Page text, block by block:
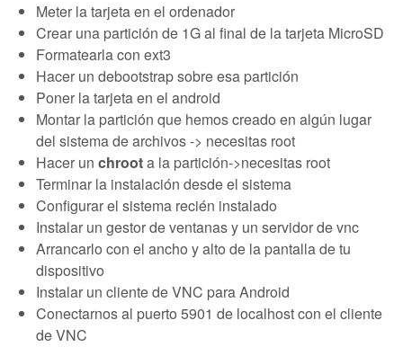
Meter la tarjeta en el ordenador
Crear una partición de 1G al final de la tarjeta MicroSD
Formatearla con ext3
Hacer un debootstrap sobre esa partición
Poner la tarjeta en el android
Montar la partición que hemos creado en algún lugar
del sistema de archivos -> necesitas root
Hacer un chroota la partición->necesitas root
Terminar la instalación desde el sistema
Configurar el sistema recién instalado
Instalar un gestor de ventanas y un servidor de vnc
Arrancarlo con el ancho y alto de la pantalla de tu
dispositivo
Instalar un cliente de VNC para Android
Conectarnos al puerto 5901 de localhost con el cliente
de VNC